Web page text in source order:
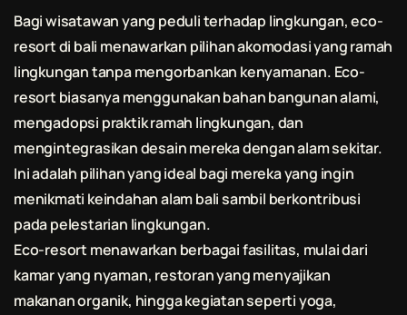
Bagi wisatawan yang peduli terhadap lingkungan, eco-
resort di bali menawarkan pilihan akomodasi yang ramah
lingkungan tanpa mengorbankan kenyamanan. Eco-
resort biasanya menggunakan bahan bangunan alami,
mengadopsi praktik ramah lingkungan, dan
mengintegrasikan desain mereka dengan alam sekitar.
Ini adalah pilihan yang ideal bagi mereka yang ingin
menikmati keindahan alambalisambil berkontribusi
pada pelestarian lingkungan.
Eco-resort menawarkan berbagai fasilitas, mulai dari
kamar yang nyaman, restoran yang menyajikan
makanan organik, hingga kegiatan seperti yoga,